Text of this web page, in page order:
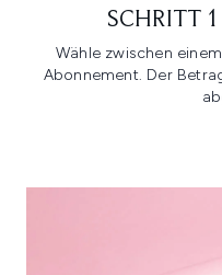
SCHRITT
Wähle zwischen
Abonnement. Der